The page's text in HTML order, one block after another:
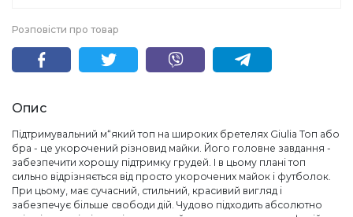
Розповісти про товар
Опис
Підтримувальний м“який топ на широких бретелях Giulia Топ або
бра - це укорочений різновид майки. Його головне завдання -
забезпечити хорошу підтримку грудей. І в цьому плані топ
сильно відрізняється від просто укорочених майок і футболок.
При цьому, має сучасний, стильний, красивий вигляд і
забезпечує більше свободи дій. Чудово підходить абсолютно